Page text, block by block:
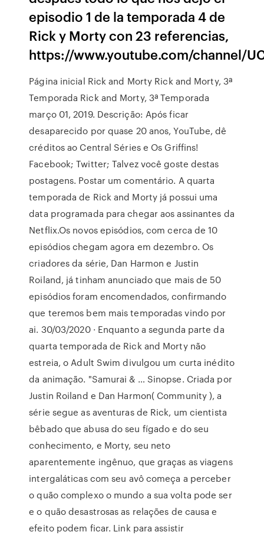
episodio 1 de la temporada 4 de
Rick y Morty con 23 referencias,
https://www.youtube.com/channel/
Página inicial Rick and Morty Rick and Morty, 3ª
Temporada Rick and Morty, 3ª Temporada
março 01, 2019. Descrição: Após ficar
desaparecido por quase 20 anos, YouTube, dê
créditos ao Central Séries e Os Griffins!
Facebook; Twitter; Talvez você goste destas
postagens. Postar um comentário. A quarta
temporada de Rick and Morty já possui uma
data programada para chegar aos assinantes da
Netflix.Os novos episódios, com cerca de 10
episódios chegam agora em dezembro. Os
criadores da série, Dan Harmon e Justin
Roiland, já tinham anunciado que mais de 50
episódios foram encomendados, confirmando
que teremos bem mais temporadas vindo por
ai. 30/03/2020 · Enquanto a segunda parte da
quarta temporada de Rick and Morty não
estreia, o Adult Swim divulgou um curta inédito
da animação. "Samurai & … Sinopse. Criada por
Justin Roiland e Dan Harmon( Community ), a
série segue as aventuras de Rick, um cientista
bêbado que abusa do seu fígado e do seu
conhecimento, e Morty, seu neto
aparentemente ingênuo, que graças as viagens
intergaláticas com seu avô começa a perceber
o quão complexo o mundo a sua volta pode ser
e o quão desastrosas as relações de causa e
efeito podem ficar. Link para assistir